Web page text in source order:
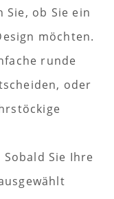
Sie, ob Sie ein
möchten.
runde
oder
Sobald Sie Ihre